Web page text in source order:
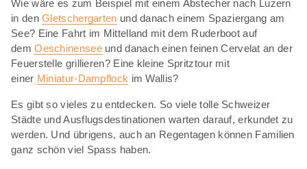
Wie wäre es zum Beispiel mit einem Abstecher nach Luzern
in denGletschergarten und danach einem Spaziergang am
See? Eine Fahrt im Mittelland mit dem Ruderboot auf
demOeschinenseeund danach einen feinen Cervelat an der
Feuerstelle grillieren? Eine kleine Spritztour mit
einer Miniatur-Dampflock im Wallis?
Es gibt so vieles zu entdecken. So viele tolle Schweizer
Städte und Ausflugsdestinationen warten darauf, erkundet zu
werden. Und übrigens, auch an Regentagen können Familien
ganz schön viel Spass haben.